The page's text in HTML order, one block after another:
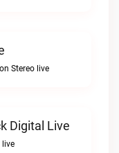
Stereo live
Digital Live
live